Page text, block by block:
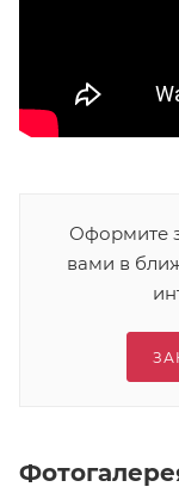
Оформите
вами в